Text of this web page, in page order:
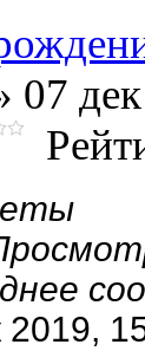
07
2019,